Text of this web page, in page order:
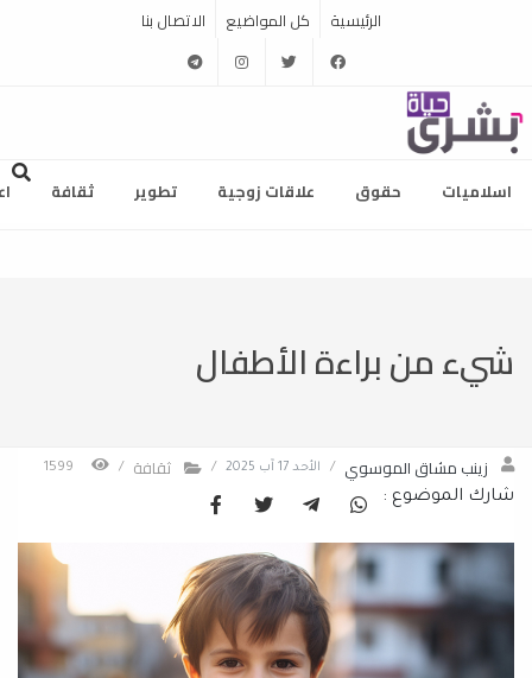
الرئيسية كل المواضيع الاتصال بنا
facebook
twitter
instagram
telegram
اسلاميات حقوق علاقات زوجية تطوير ثقافة
شيء من براءة الأطفال
زينب مشاق الموسوي / الأحد 17 آب 2025 / ثقافة /
شارك الموضوع :